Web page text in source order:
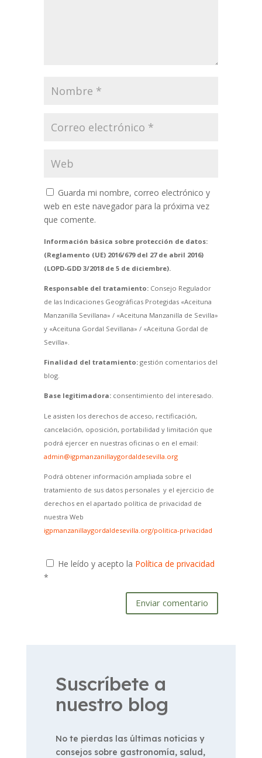
Guarda mi nombre, correo electrónico y
web en este navegador para la próxima vez
que comente.
Información básica sobre protección de datos:
(Reglamento (UE) 2016/679 del 27 de abril 2016)
(LOPD-GDD 3/2018 de 5 de diciembre).
Responsable del tratamiento:Consejo Regulador
de las Indicaciones Geográficas Protegidas «Aceituna
Manzanilla Sevillana» / «Aceituna Manzanilla de Sevilla»
y «Aceituna Gordal Sevillana» / «Aceituna Gordal de
Sevilla».
Finalidad del tratamiento:gestión comentarios del
blog.
Base legitimadora:consentimiento del interesado.
Le asisten los derechos de acceso, rectificación,
cancelación, oposición, portabilidad y limitación que
podrá ejercer en nuestras oficinas o en el email:
admin@igpmanzanillaygordaldesevilla.org
Podrá obtener información ampliada sobre el
tratamiento de sus datos personales y el ejercicio de
derechos en el apartado política de privacidad de
nuestra Web
igpmanzanillaygordaldesevilla.org/politica-privacidad
He leído y acepto la Política de privacidad
*
Enviar comentario
Suscríbete a
nuestro blog
No te pierdas las últimas noticias y
consejos sobre gastronomía, salud,